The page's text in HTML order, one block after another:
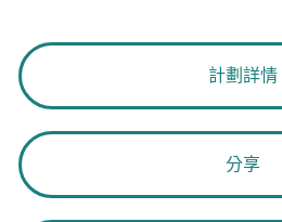
計劃詳情
分享